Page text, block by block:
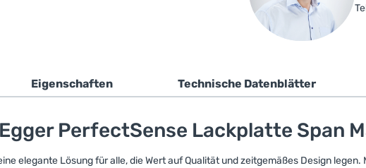
Eigenschaften Technische Datenblätter
PerfectSense Lackplatte Span
elegante Lösung für alle, die Wert auf Qualität und zeitgemäßes Design